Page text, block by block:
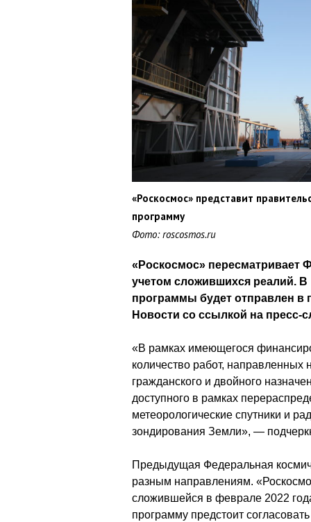
«Роскосмос» представит
программу
Фото: roscosmos.ru
«Роскосмос» пересматривает
учетом сложившихся реалий.
программы будет отправлен
Новости со ссылкой на пресс-
«В рамках имеющегося
количество работ, направленных
гражданского и двойного
доступного в рамках
метеорологические спутники и
зондирования Земли», —
Предыдущая Федеральная
разным направлениям.
сложившейся в феврале 2022
программу предстоит